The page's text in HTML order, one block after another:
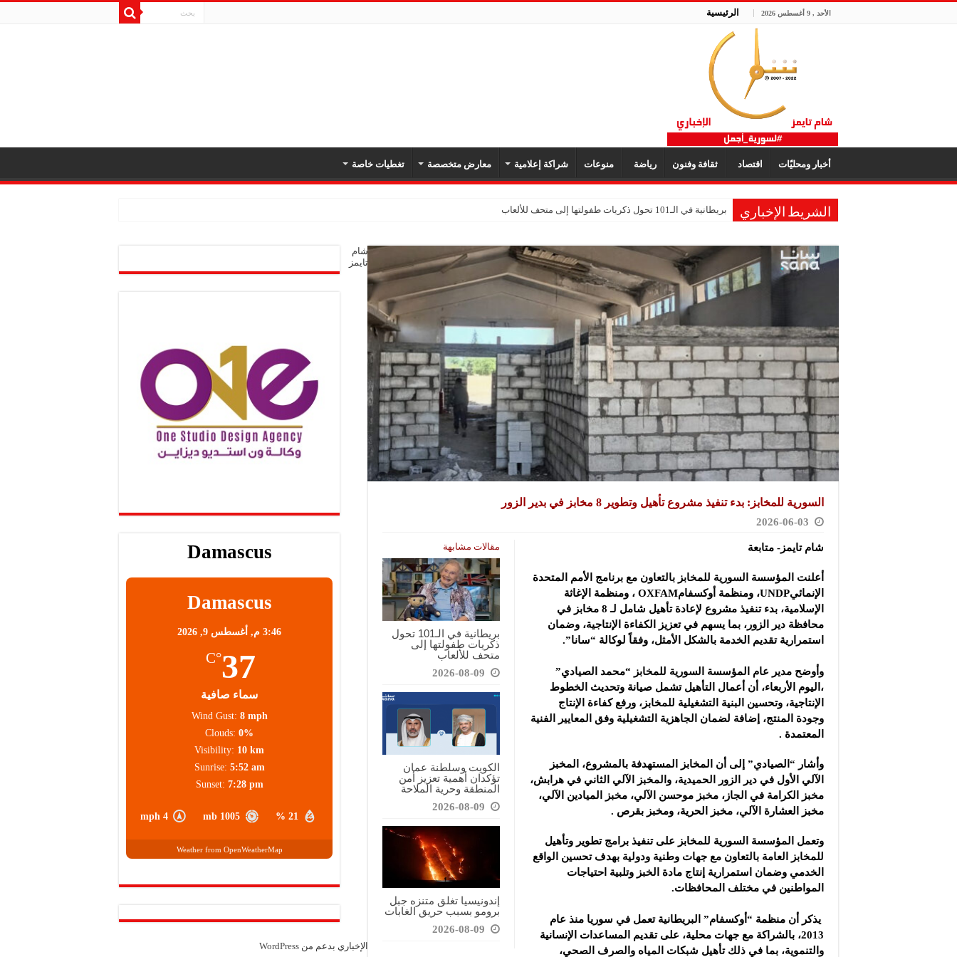
الأحد , 9 أغسطس 2026 الرئيسية
أخبار ومحليّات اقتصاد ثقافة وفنون رياضة منوعات شراكة إعلامية معارض متخصصة تغطيات خاصة
الشريط الإخباري بريطانية في الـ101 تحول ذكريات طفولتها إلى متحف للألعاب
السورية للمخابز‎:‌‏ بدء تنفيذ مشروع تأهيل وتطوير 8 مخابز في بدير الزور ‎
2026-06-03
مقالات مشابهة
بريطانية في الـ101 تحول
ذكريات طفولتها إلى
متحف للألعاب
2026-08-09
الكويت وسلطنة عمان
تؤكدان أهمية تعزيز أمن
المنطقة وحرية الملاحة
2026-08-09
إندونيسيا تغلق متنزه جبل
برومو بسبب حريق الغابات
2026-08-09
شام تايمز- متابعة
أعلنت المؤسسة السورية للمخابز بالتعاون مع برنامج الأمم ‏المتحدة
الإنمائيUNDP، ومنظمة أوكسفام‎ OXFAM، ومنظمة ‌‏الإغاثة
الإسلامية، بدء تنفيذ مشروع لإعادة تأهيل شامل لـ 8 ‏مخابز في
محافظة دير الزور، بما يسهم في تعزيز الكفاءة ‌‏الإنتاجية، وضمان
استمرارية تقديم الخدمة بالشكل الأمثل‎، وفقاً لوكالة “سانا”.
وأوضح مدير عام المؤسسة السورية للمخابز “محمد الصيادي”
،اليوم الأربعاء، أن أعمال التأهيل ‏تشمل ‏صيانة وتحديث الخطوط
الإنتاجية، وتحسين البنية التشغيلية ‏للمخابز، ورفع كفاءة الإنتاج
وجودة المنتج، إضافة ‏لضمان ‏الجاهزية التشغيلية وفق المعايير الفنية
المعتمدة‎. ‎
وأشار “الصيادي” إلى أن المخابز المستهدفة بالمشروع، المخبز
‏الآلي الأول في دير الزور الحميدية، والمخبز الآلي الثاني ‏في ‏هرابش،
مخبز الكرامة في الجاز، مخبز موحسن الآلي، مخبز ‏الميادين الآلي،
مخبز العشارة الآلي، مخبز الحرية، ‏ومخبز ‏بقرص‎.‎ ‎
وتعمل المؤسسة السورية للمخابز على تنفيذ برامج تطوير ‏وتأهيل
للمخابز العامة بالتعاون مع جهات وطنية ودولية بهدف ‌‏تحسين الواقع
الخدمي وضمان استمرارية إنتاج مادة الخبز ‏وتلبية احتياجات
المواطنين في مختلف المحافظات‎.‎
‎ ‎يذكر أن منظمة “أوكسفام” البريطانية تعمل في سوريا منذ عام
‌‏2013، بالشراكة مع جهات محلية، على تقديم المساعدات ‌‏الإنسانية
والتنموية، بما في ذلك تأهيل شبكات المياه والصرف ‏الصحي،
Damascus
Damascus
3:46 م, أغسطس 9, 2026
37
°C
سماء صافية
21 %
1005 mb
4 mph
Wind Gust: 8 mph
Clouds: 0%
Visibility: 10 km
Sunrise: 5:52 am
Sunset: 7:28 pm
Weather from OpenWeatherMap
شام
تايمز
الإخباري بدعم من WordPress